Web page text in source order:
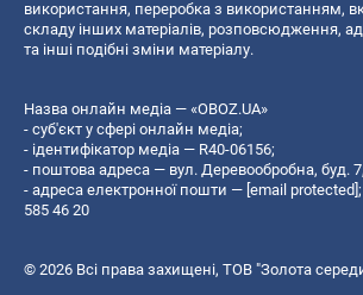
використання, переробка з використанням,
складу інших матеріалів, розповсюдження,
та інші подібні зміни матеріалу.
Назва онлайн медіа — «OBOZ.UA»
- суб'єкт у сфері онлайн медіа;
- ідентифікатор медіа — R40-06156;
- поштова адреса — вул. Деревообробна, буд.
- адреса електронної пошти — [email protected]
585 46 20
© 2026 Всі права захищені, ТОВ "Золота